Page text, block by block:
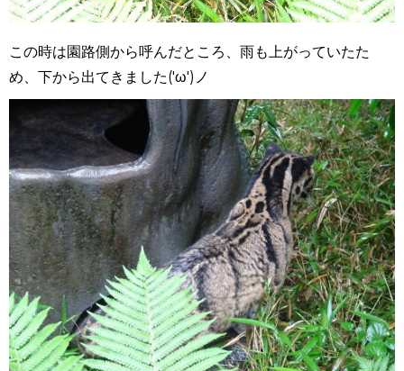
この時は園路側から呼んだところ、雨も上がっていたた
め、下から出てきました('ω')ノ